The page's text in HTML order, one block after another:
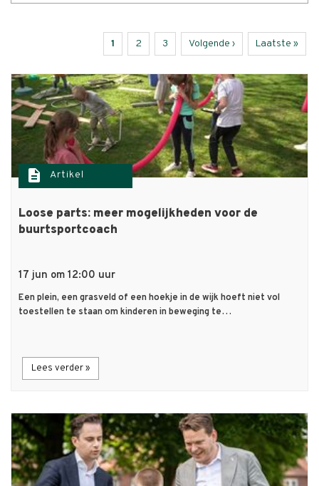
Huidige
pagina
1 Page
2 Page
3
Volgende
pagina
Volgende ›
Laatste
pagina
Laatste »
description Artikel
Loose parts: meer mogelijkheden voor de
buurtsportcoach
17 jun om 12:00 uur
Een plein, een grasveld of een hoekje in de wijk hoeft niet vol
toestellen te staan om kinderen in beweging te…
Lees verder »